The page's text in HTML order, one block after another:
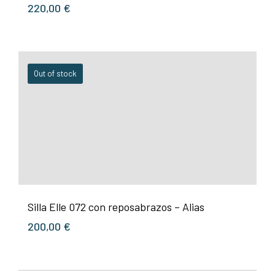
220,00 €
Out of stock
Silla Elle 072 con reposabrazos – Alias
200,00 €